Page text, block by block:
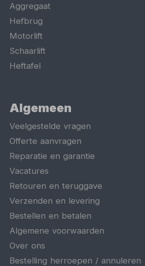
Aggregaat
Hefbrug
Motorlift
Schaarlift
Heftafel
Algemeen
Veelgestelde vragen
Offerte aanvragen
Reparatie en garantie
Vacatures
Retouren en teruggave
Verzenden en levering
Bestellen en betalen
Algemene voorwaarden
Over ons
Bestelling herroepen / annuleren